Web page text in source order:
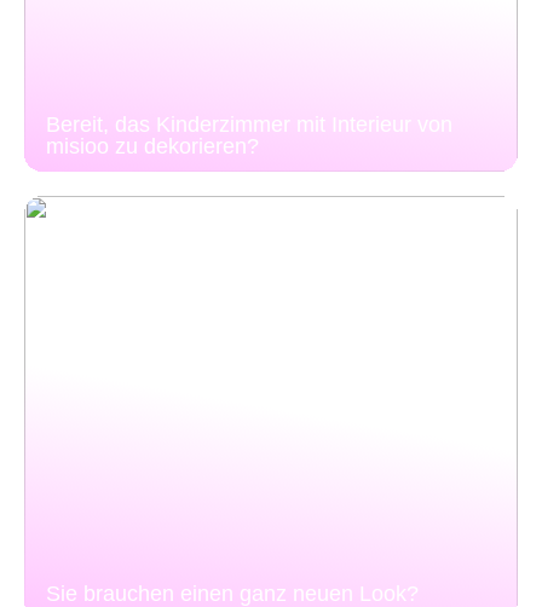
Bereit, das Kinderzimmer mit Interieur von
misioo zu dekorieren?
Sie brauchen einen ganz neuen Look?